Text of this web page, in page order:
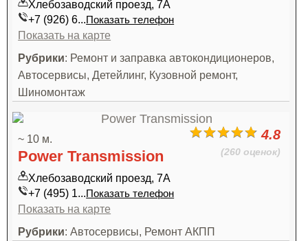
Хлебозаводский проезд, 7А
+7 (926) 6...Показать телефон
Показать на карте
Рубрики: Ремонт и заправка автокондиционеров,
Автосервисы, Детейлинг, Кузовной ремонт,
Шиномонтаж
4.8
(260 оценок)
~ 10 м.
Power Transmission
Хлебозаводский проезд, 7А
+7 (495) 1...Показать телефон
Показать на карте
Рубрики: Автосервисы, Ремонт АКПП